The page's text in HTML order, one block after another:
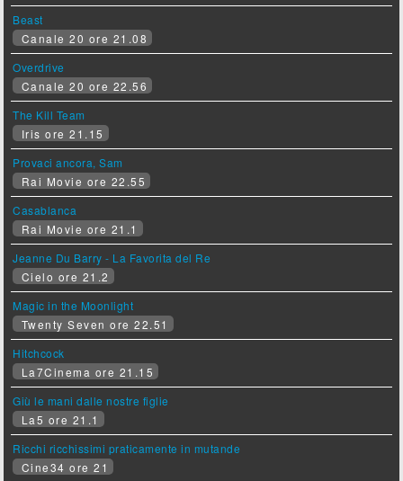
Beast
Canale 20 ore 21.08
Overdrive
Canale 20 ore 22.56
The Kill Team
Iris ore 21.15
Provaci ancora, Sam
Rai Movie ore 22.55
Casablanca
Rai Movie ore 21.1
Jeanne Du Barry - La Favorita del Re
Cielo ore 21.2
Magic in the Moonlight
Twenty Seven ore 22.51
Hitchcock
La7Cinema ore 21.15
Giù le mani dalle nostre figlie
La5 ore 21.1
Ricchi ricchissimi praticamente in mutande
Cine34 ore 21